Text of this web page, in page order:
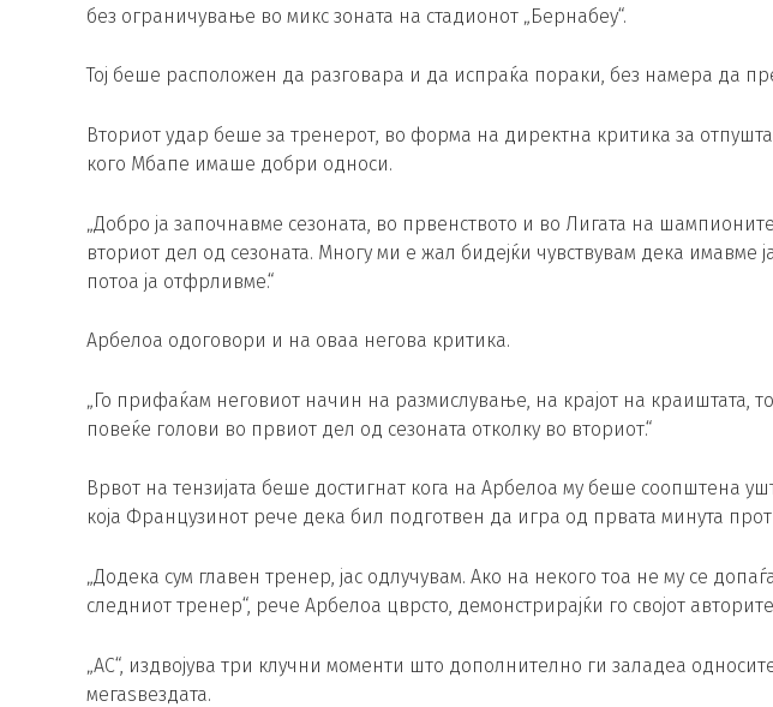
без ограничување во микс зоната на стадионот „Бернабеу“.
Тој беше расположен да разговара и да испраќа пораки, без намера да
Вториот удар беше за тренерот, во форма на директна критика за
кого Мбапе имаше добри односи.
„Добро ја започнавме сезоната, во првенството и во Лигата на
вториот дел од сезоната. Многу ми е жал бидејќи чувствувам дека имавме
потоа ја отфрливме.“
Арбелоа одоговори и на оваа негова критика.
„Го прифаќам неговиот начин на размислување, на крајот на краиштата,
повеќе голови во првиот дел од сезоната отколку во вториот.“
Врвот на тензијата беше достигнат кога на Арбелоа му беше соопштена
која Французинот рече дека бил подготвен да игра од првата минута
„Додека сум главен тренер, јас одлучувам. Ако на некого тоа не му се
следниот тренер“, рече Арбелоа цврсто, демонстрирајќи го својот
„АС“, издвојува три клучни моменти што дополнително ги заладеа
мегаѕвездата.